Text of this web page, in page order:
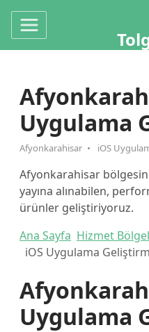
Uygulama
Afyonkarahisar iOS
Afyonkarahisar
yayına alınabilen,
ürünler geliştiriyoruz.
Ana Sayfa Hizmet
iOS Uygulama
Uygulama